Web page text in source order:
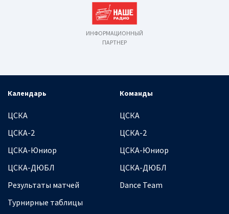
ИНФОРМАЦИОННЫЙ
ПАРТНЕР
Календарь
ЦСКА
ЦСКА-2
ЦСКА-Юниор
ЦСКА-ДЮБЛ
Результаты матчей
Турнирные таблицы
Команды
ЦСКА
ЦСКА-2
ЦСКА-Юниор
ЦСКА-ДЮБЛ
Dance Team